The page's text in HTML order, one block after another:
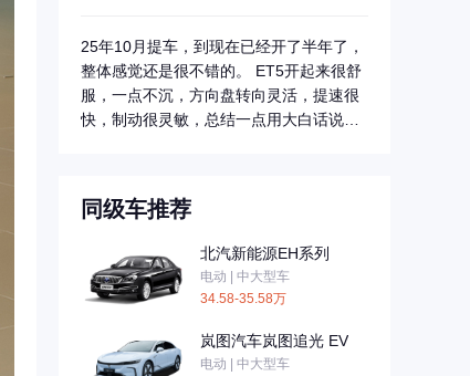
25年10月提车，到现在已经开了半年了，
整体感觉还是很不错的。 ET5开起来很舒
服，一点不沉，方向盘转向灵活，提速很
快，制动很灵敏，总结一点用大白话说
同级车推荐
北汽新能源EH系列
电动 | 中大型车
34.58-35.58万
岚图汽车岚图追光 EV
电动 | 中大型车